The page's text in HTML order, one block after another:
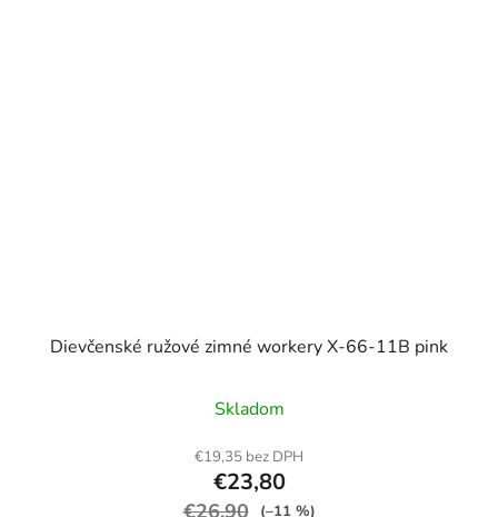
Dievčenské ružové zimné workery X-66-11B pink
Skladom
€19,35 bez DPH
€23,80
€26,90 (–11 %)